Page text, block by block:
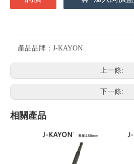
產品品牌： J-KAYON
上一條:
下一條:
相關產品